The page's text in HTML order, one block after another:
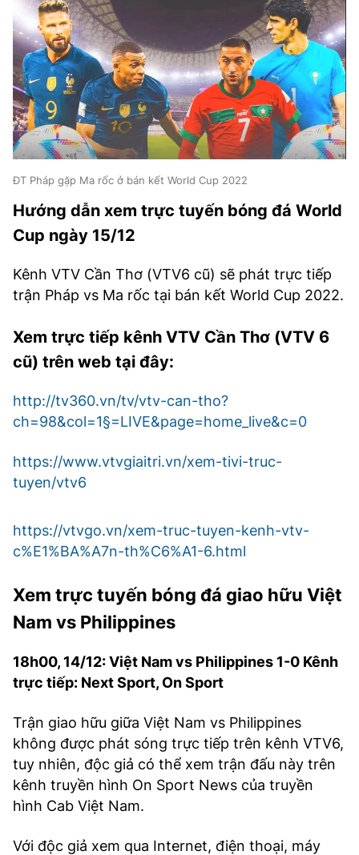
ĐT Pháp gặp Ma rốc ở bán kết World Cup 2022
Hướng dẫn xem trực tuyến bóng đá World
Cup ngày 15/12
Kênh VTV Cần Thơ (VTV6 cũ) sẽ phát trực tiếp
trận Pháp vs Ma rốc tại bán kết World Cup 2022.
Xem trực tiếp kênh VTV Cần Thơ (VTV 6
cũ) trên web tại đây:
http://tv360.vn/tv/vtv-can-tho?
ch=98&col=1§=LIVE&page=home_live&c=0
https://www.vtvgiaitri.vn/xem-tivi-truc-
tuyen/vtv6
https://vtvgo.vn/xem-truc-tuyen-kenh-vtv-
c%E1%BA%A7n-th%C6%A1-6.html
Xem trực tuyến bóng đá giao hữu Việt
Nam vs Philippines
18h00, 14/12: Việt Nam vs Philippines 1-0 Kênh
trực tiếp: Next Sport, On Sport
Trận giao hữu giữa Việt Nam vs Philippines
không được phát sóng trực tiếp trên kênh VTV6,
tuy nhiên, độc giả có thể xem trận đấu này trên
kênh truyền hình On Sport News của truyền
hình Cab Việt Nam.
Với độc giả xem qua Internet, điện thoại, máy